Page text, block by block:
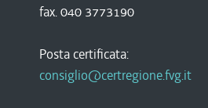
fax. 040 3773190
Posta certificata:
consiglio@certregione.fvg.it